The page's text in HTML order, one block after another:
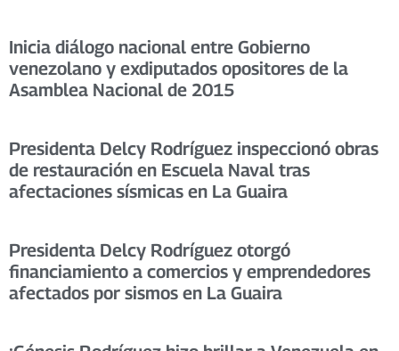
Inicia diálogo nacional entre Gobierno
venezolano y exdiputados opositores de la
Asamblea Nacional de 2015
Presidenta Delcy Rodríguez inspeccionó obras
de restauración en Escuela Naval tras
afectaciones sísmicas en La Guaira
Presidenta Delcy Rodríguez otorgó
financiamiento a comercios y emprendedores
afectados por sismos en La Guaira